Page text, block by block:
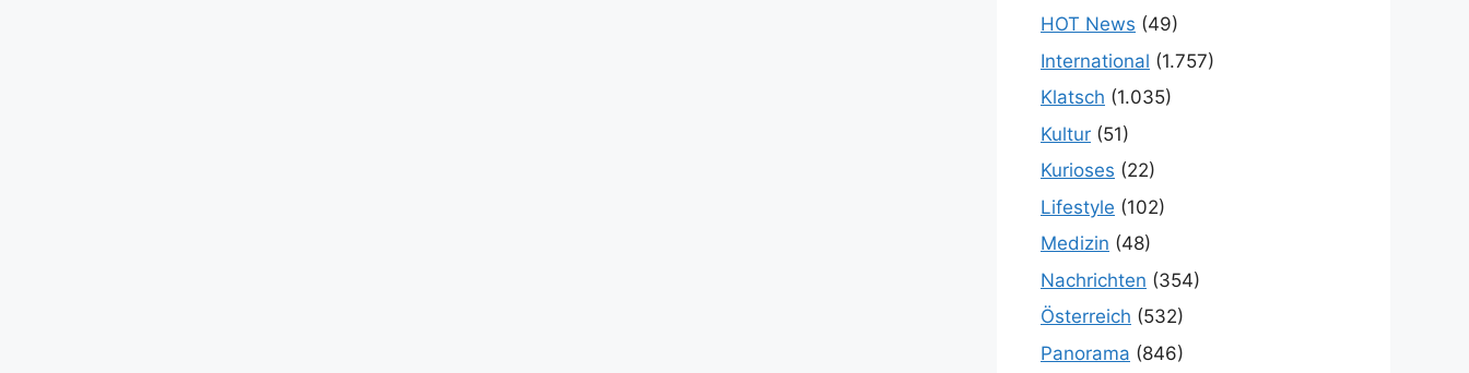
HOT News (49)
International (1.757)
Klatsch (1.035)
Kultur (51)
Kurioses (22)
Lifestyle (102)
Medizin (48)
Nachrichten (354)
Österreich (532)
Panorama (846)